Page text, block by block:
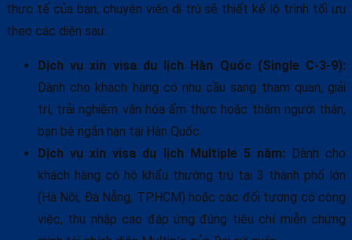
thực tế của bạn, chuyên viên di trú sẽ thiết kế lộ trình tối ưu
theo các diện sau:
Dịch vụ xin visa du lịch Hàn Quốc (Single C-3-9):
Dành cho khách hàng có nhu cầu sang tham quan, giải
trí, trải nghiệm văn hóa ẩm thực hoặc thăm người thân,
bạn bè ngắn hạn tại Hàn Quốc.
Dịch vụ xin visa du lịch Multiple 5 năm: Dành cho
khách hàng có hộ khẩu thường trú tại 3 thành phố lớn
(Hà Nội, Đà Nẵng, TP.HCM) hoặc các đối tượng có công
việc, thu nhập cao đáp ứng đúng tiêu chí miễn chứng